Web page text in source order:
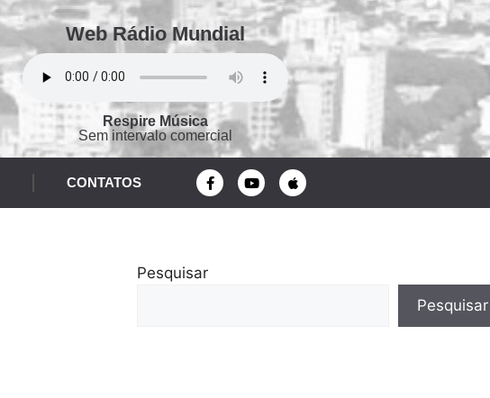
Web Rádio Mundial
Respire Música
Sem intervalo comercial
CONTATOS
Pesquisar
Pesquisar